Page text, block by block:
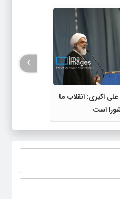
اکبری: انقلاب ما
است
›